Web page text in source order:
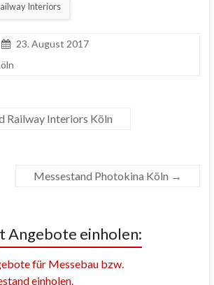
Interiors
23. August 2017
Railway Interiors Köln
Messestand Photokina Köln →
Angebote einholen: